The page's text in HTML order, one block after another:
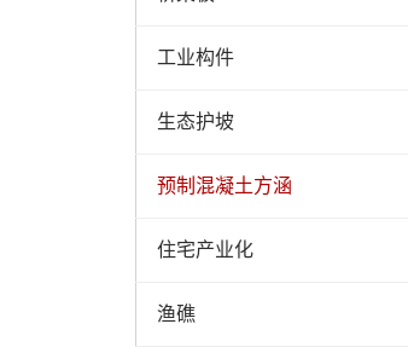
工业构件
生态护坡
预制混凝土方涵
住宅产业化
渔礁